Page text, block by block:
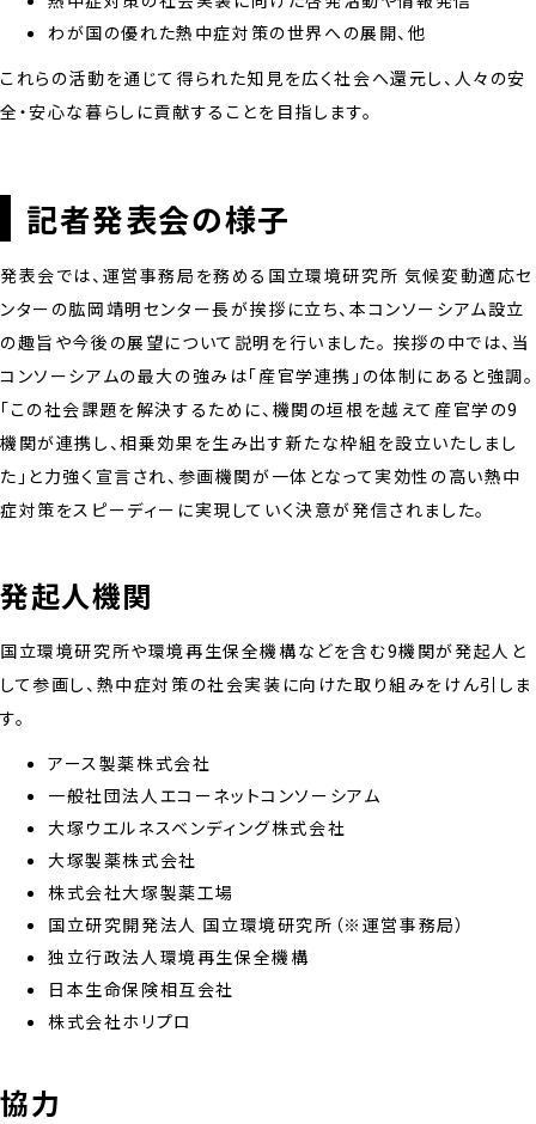
わが国の優れた熱中症対策の世界への展開、他
これらの活動を通じて得られた知見を広く社会へ還元し、人々の安
全・安心な暮らしに貢献することを目指します。
記者発表会の様子
発表会では、運営事務局を務める国立環境研究所 気候変動適応セ
ンターの肱岡靖明センター長が挨拶に立ち、本コンソーシアム設立
の趣旨や今後の展望について説明を行いました。 挨拶の中では、当
コンソーシアムの最大の強みは「産官学連携」の体制にあると強調。
「この社会課題を解決するために、機関の垣根を越えて産官学の9
機関が連携し、相乗効果を生み出す新たな枠組を設立いたしまし
た」と力強く宣言され、参画機関が一体となって実効性の高い熱中
症対策をスピーディーに実現していく決意が発信されました。
発起人機関
国立環境研究所や環境再生保全機構などを含む9機関が発起人と
して参画し、熱中症対策の社会実装に向けた取り組みをけん引しま
す。
アース製薬株式会社
一般社団法人エコーネットコンソーシアム
大塚ウエルネスベンディング株式会社
大塚製薬株式会社
株式会社大塚製薬工場
国立研究開発法人 国立環境研究所（※運営事務局）
独立行政法人環境再生保全機構
日本生命保険相互会社
株式会社ホリプロ
協力